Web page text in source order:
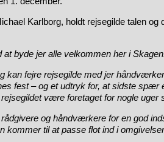
Karlborg, holdt rejsegilde talen
at byde jer alle velkommen her i
kan fejre rejsegilde med jer
fest – og et udtryk for, at sidste spær
være foretaget for nogle uger
og håndværkere for en god
kommer til at passe flot ind i